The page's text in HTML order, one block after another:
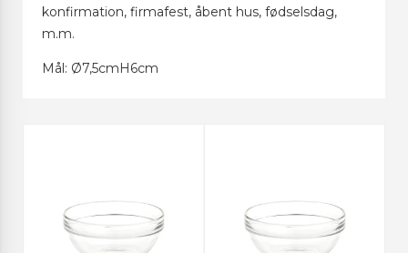
konfirmation, firmafest, åbent hus, fødselsdag,
m.m.
Mål: Ø7,5cmH6cm